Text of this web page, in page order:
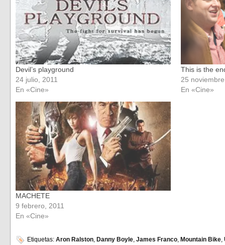
Devil’s playground
24 julio, 2011
En «Cine»
This is the
25
En «Cine»
MACHETE
9 febrero, 2011
En «Cine»
Etiquetas: Aron Ralston, Danny Boyle, James Franco, Mountain Bike,